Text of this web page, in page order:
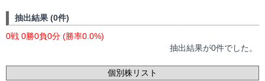
抽出結果 (0件)
0戦 0勝0負0分 (勝率0.0%)
抽出結果が0件でした。
個別株リスト